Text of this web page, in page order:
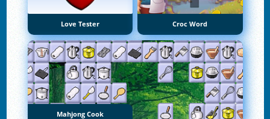
Love Tester Croc Word
Mahjong Cook